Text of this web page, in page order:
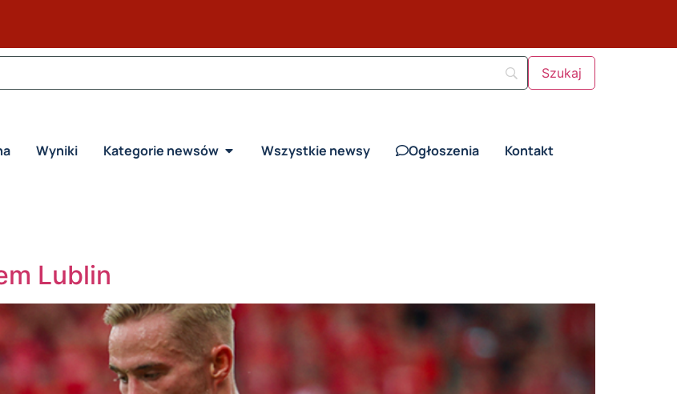
Wyniki Kategorie newsów Wszystkie newsy Ogłoszenia Kontakt
Lublin